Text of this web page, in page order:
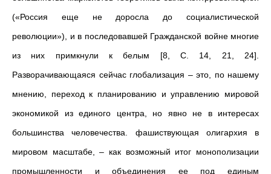
(«Россия еще не доросла до социалистической
революции»), и в последовавшей Гражданской войне многие
из них примкнули к белым [8, С. 14, 21, 24].
Разворачивающаяся сейчас глобализация – это, по нашему
мнению, переход к планированию и управлению мировой
экономикой из единого центра, но явно не в интересах
большинства человечества. фашиствующая олигархия в
мировом масштабе, – как возможный итог монополизации
промышленности и объединения ее под единым